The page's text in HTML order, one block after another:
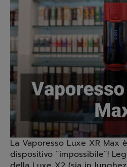
La Vaporesso Luxe XR Max
dispositivo “impossibile”!